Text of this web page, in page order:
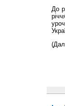
До